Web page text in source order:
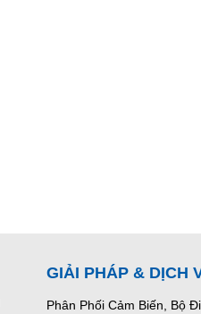
GIẢI PHÁP & DỊCH
Phân Phối Cảm Biến, Bộ